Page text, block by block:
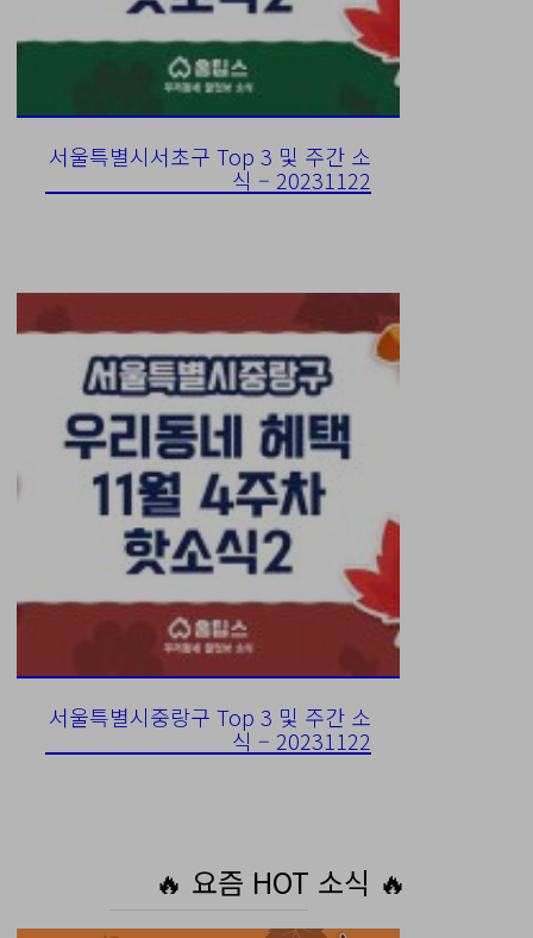
서울특별시서초구 Top 3 및 주간 소
식 – 20231122
서울특별시중랑구 Top 3 및 주간 소
식 – 20231122
🔥 요즘 HOT 소식 🔥